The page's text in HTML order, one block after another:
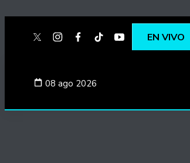
twitterinstagram
facebook
tiktokyoutubespotify
EN VIVO
08 ago 2026